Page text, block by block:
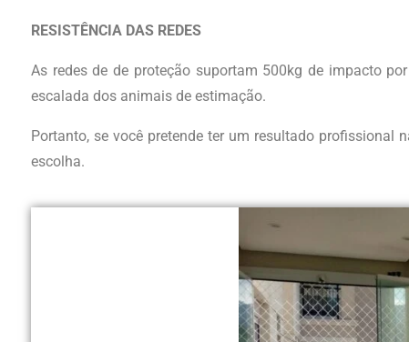
RESISTÊNCIA DAS REDES
As redes de de proteção suportam 500kg de impacto
escalada dos animais de estimação.
Portanto, se você pretende ter um resultado profissional
escolha.